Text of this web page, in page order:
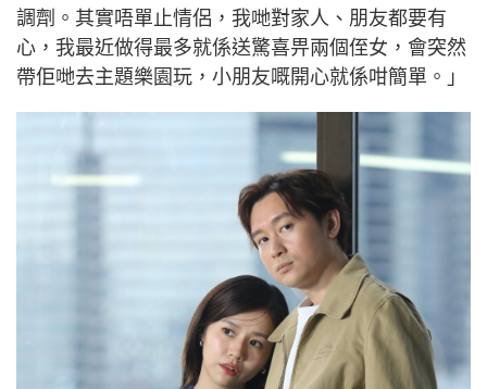
調劑。其實唔單止情侶，我哋對家人、朋友都要有
心，我最近做得最多就係送驚喜畀兩個侄女，會突然
帶佢哋去主題樂園玩，小朋友嘅開心就係咁簡單。」